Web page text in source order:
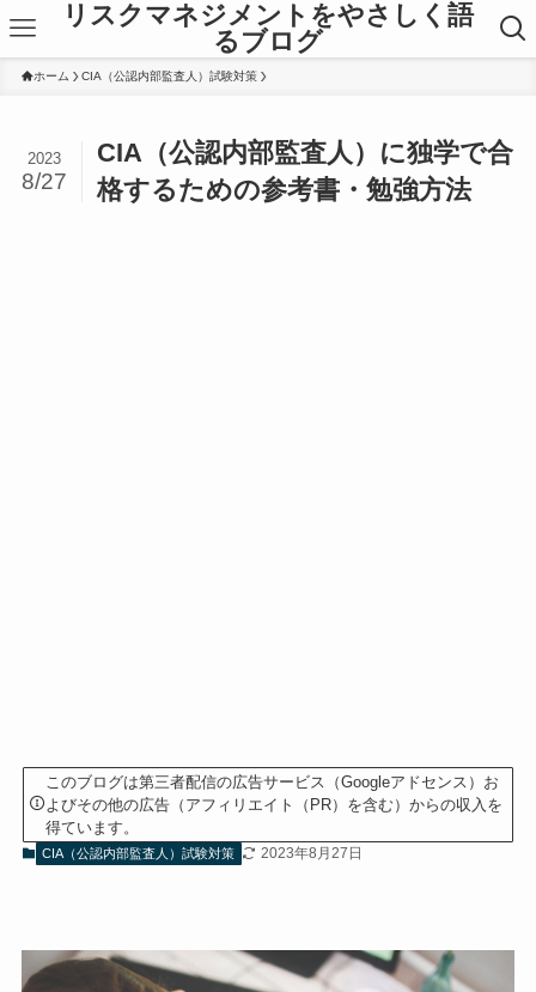
リスクマネジメントをやさしく語
るブログ
ホーム CIA（公認内部監査人）試験対策
CIA（公認内部監査人）に独学で合
格するための参考書・勉強方法
2023
8/27
このブログは第三者配信の広告サービス（Googleアドセンス）お
よびその他の広告（アフィリエイト（PR）を含む）からの収入を
得ています。
CIA（公認内部監査人）試験対策 2023年8月27日